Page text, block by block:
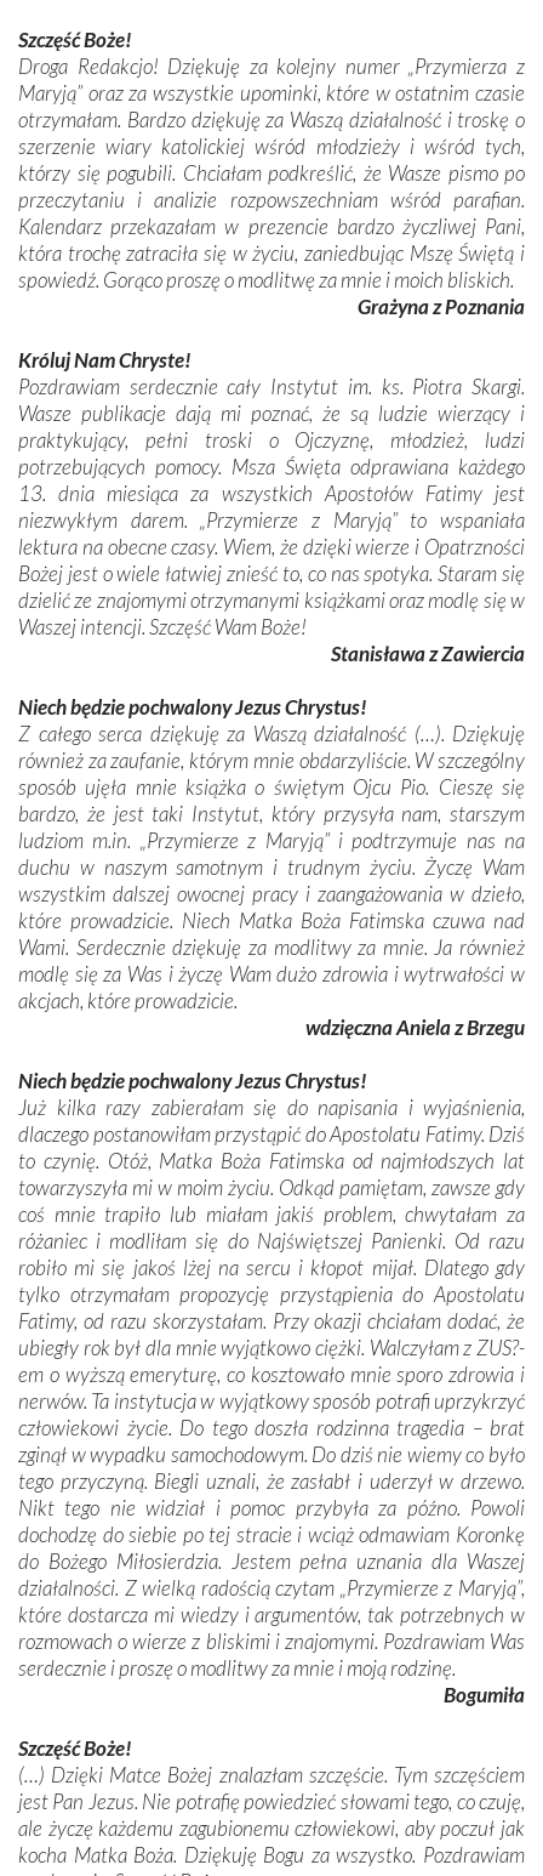
Szczęść Boże!
Droga Redakcjo! Dziękuję za kolejny numer „Przymierza z
Maryją” oraz za wszystkie upominki, które w ostatnim czasie
otrzymałam. Bardzo dziękuję za Waszą działalność i troskę o
szerzenie wiary katolickiej wśród młodzieży i wśród tych,
którzy się pogubili. Chciałam podkreślić, że Wasze pismo po
przeczytaniu i analizie rozpowszechniam wśród parafian.
Kalendarz przekazałam w prezencie bardzo życzliwej Pani,
która trochę zatraciła się w życiu, zaniedbując Mszę Świętą i
spowiedź. Gorąco proszę o modlitwę za mnie i moich bliskich.
Grażyna z Poznania
Króluj Nam Chryste!
Pozdrawiam serdecznie cały Instytut im. ks. Piotra Skargi.
Wasze publikacje dają mi poznać, że są ludzie wierzący i
praktykujący, pełni troski o Ojczyznę, młodzież, ludzi
potrzebujących pomocy. Msza Święta odprawiana każdego
13. dnia miesiąca za wszystkich Apostołów Fatimy jest
niezwykłym darem. „Przymierze z Maryją” to wspaniała
lektura na obecne czasy. Wiem, że dzięki wierze i Opatrzności
Bożej jest o wiele łatwiej znieść to, co nas spotyka. Staram się
dzielić ze znajomymi otrzymanymi książkami oraz modlę się w
Waszej intencji. Szczęść Wam Boże!
Stanisława z Zawiercia
Niech będzie pochwalony Jezus Chrystus!
Z całego serca dziękuję za Waszą działalność (…). Dziękuję
również za zaufanie, którym mnie obdarzyliście. W szczególny
sposób ujęła mnie książka o świętym Ojcu Pio. Cieszę się
bardzo, że jest taki Instytut, który przysyła nam, starszym
ludziom m.in. „Przymierze z Maryją” i podtrzymuje nas na
duchu w naszym samotnym i trudnym życiu. Życzę Wam
wszystkim dalszej owocnej pracy i zaangażowania w dzieło,
które prowadzicie. Niech Matka Boża Fatimska czuwa nad
Wami. Serdecznie dziękuję za modlitwy za mnie. Ja również
modlę się za Was i życzę Wam dużo zdrowia i wytrwałości w
akcjach, które prowadzicie.
wdzięczna Aniela z Brzegu
Niech będzie pochwalony Jezus Chrystus!
Już kilka razy zabierałam się do napisania i wyjaśnienia,
dlaczego postanowiłam przystąpić do Apostolatu Fatimy. Dziś
to czynię. Otóż, Matka Boża Fatimska od najmłodszych lat
towarzyszyła mi w moim życiu. Odkąd pamiętam, zawsze gdy
coś mnie trapiło lub miałam jakiś problem, chwytałam za
różaniec i modliłam się do Najświętszej Panienki. Od razu
robiło mi się jakoś lżej na sercu i kłopot mijał. Dlatego gdy
tylko otrzymałam propozycję przystąpienia do Apostolatu
Fatimy, od razu skorzystałam. Przy okazji chciałam dodać, że
ubiegły rok był dla mnie wyjątkowo ciężki. Walczyłam z ZUS­­?­
em o wyższą emeryturę, co kosztowało mnie sporo zdrowia i
nerwów. Ta instytucja w wyjątkowy sposób potrafi uprzykrzyć
człowiekowi życie. Do tego doszła rodzinna tragedia – brat
zginął w wypadku samochodowym. Do dziś nie wiemy co było
tego przyczyną. Biegli uznali, że zasłabł i uderzył w drzewo.
Nikt tego nie widział i pomoc przybyła za późno. Powoli
dochodzę do siebie po tej stracie i wciąż odmawiam Koronkę
do Bożego Miłosierdzia. Jestem pełna uznania dla Waszej
działalności. Z wielką radością czytam „Przymierze z Maryją”,
które dostarcza mi wiedzy i argumentów, tak potrzebnych w
rozmowach o wierze z bliskimi i znajomymi. Pozdrawiam Was
serdecznie i proszę o modlitwy za mnie i moją rodzinę.
Bogumiła
Szczęść Boże!
(…) Dzięki Matce Bożej znalazłam szczęście. Tym szczęściem
jest Pan Jezus. Nie potrafię powiedzieć słowami tego, co czuję,
ale życzę każdemu zagubionemu człowiekowi, aby poczuł jak
kocha Matka Boża. Dziękuję Bogu za wszystko. Pozdrawiam